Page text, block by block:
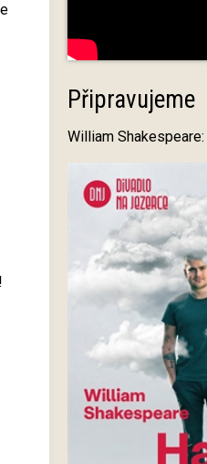
Připravujeme
William Shakespeare: